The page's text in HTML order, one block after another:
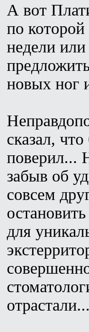
А вот
по которой
недели
новых ног
сказал,
поверил...
забыв об
совсем
для